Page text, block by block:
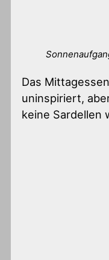
Das
uninspiriert,
keine Sardellen